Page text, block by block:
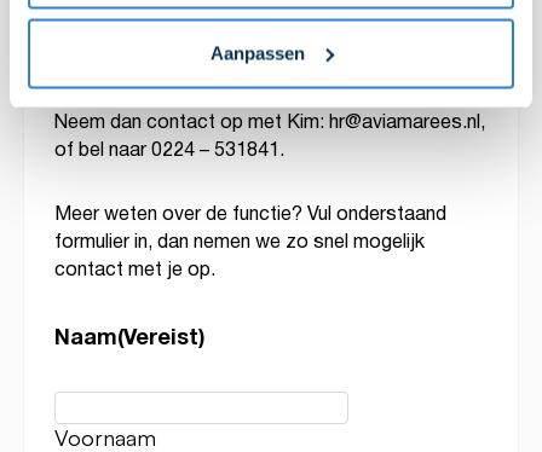
Aanpassen
Zie jij jezelf al aan boord bij AVIA Marees werken?
Neem dan contact op met Kim: hr@aviamarees.nl,
of bel naar 0224 – 531841.
Meer weten over de functie? Vul onderstaand
formulier in, dan nemen we zo snel mogelijk
contact met je op.
Naam(Vereist)
Voornaam